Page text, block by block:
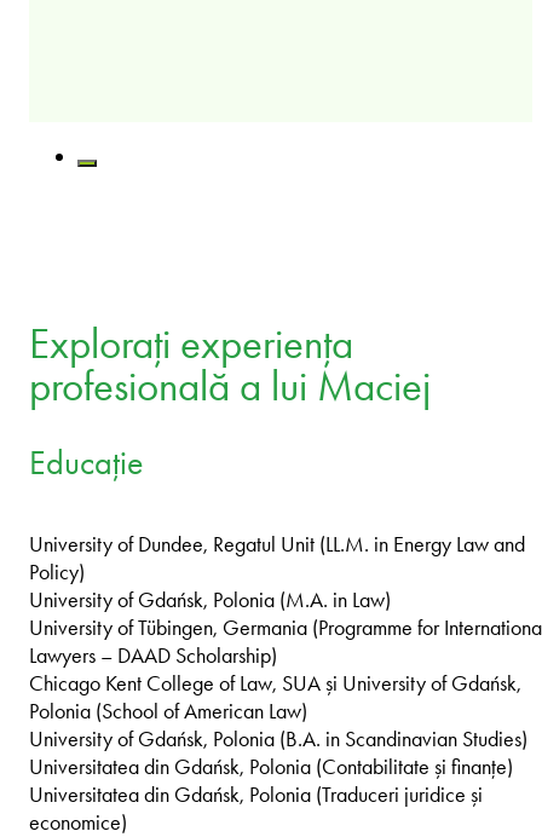
Explorați experiența
profesională a lui Maciej
Educație
University of Dundee, Regatul Unit (LL.M. in Energy Law and
Policy)
University of Gdańsk, Polonia (M.A. in Law)
University of Tübingen, Germania (Programme for
Lawyers – DAAD Scholarship)
Chicago Kent College of Law, SUA și University of Gdańsk,
Polonia (School of American Law)
University of Gdańsk, Polonia (B.A. in Scandinavian Studies)
Universitatea din Gdańsk, Polonia (Contabilitate și finanțe)
Universitatea din Gdańsk, Polonia (Traduceri juridice și
economice)